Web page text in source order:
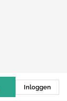
Inloggen